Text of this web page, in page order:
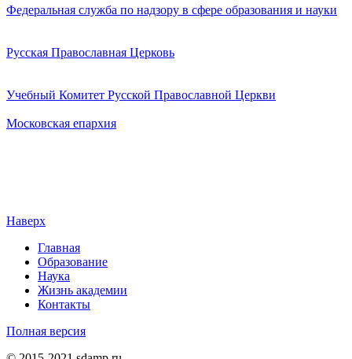
Федеральная служба по надзору в сфере образования и науки
Русская Православная Церковь
Учебный Комитет Русской Православной Церкви
Московская епархия
Наверх
Главная
Образование
Наука
Жизнь академии
Контакты
Полная версия